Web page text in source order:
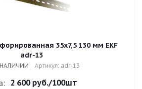
35х7,5 130 мм EKF
adr-13
Артикул: adr-13
2 600 руб./100шт